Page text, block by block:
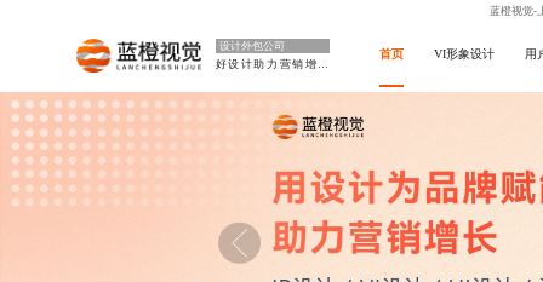
蓝橙视觉-
设计外包公司
好设计助力营销增长
首页 VI形象设计 用